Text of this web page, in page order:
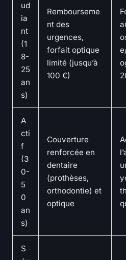
ud
ia
nt
(1
8-
25
an
s)
Rembourseme
nt des
urgences,
forfait optique
limité (jusqu’à
100 €)
A
cti
f
(3
0-
5
0
an
s)
Couverture
renforcée en
dentaire
(prothèses,
orthodontie) et
optique
S